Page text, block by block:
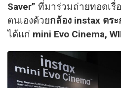
Saver” ที่มาร่วมถ่ายทอดเรื่
ตนเองด้วยกล้อง instax ตร
ได้แก่ mini Evo Cinema,